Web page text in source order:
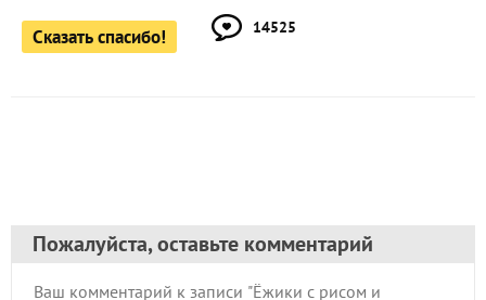
Сказать спасибо! 14525
Пожалуйста, оставьте комментарий